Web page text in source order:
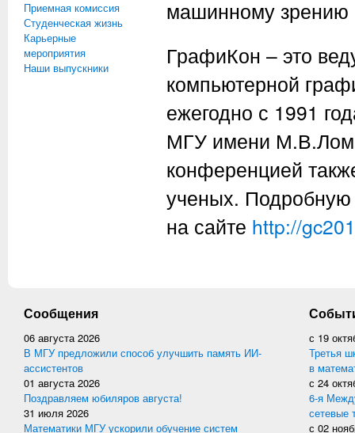
Приемная комиссия
Студенческая жизнь
Карьерные
мероприятия
Наши выпускники
машинному зрению
ГрафиКон – это
компьютерной
ежегодно с 1991
МГУ имени
конференцией
ученых.
на сайте http://
Сообщения
06 августа 2026
В МГУ предложили способ улучшить память ИИ-
ассистентов
01 августа 2026
Поздравляем юбиляров августа!
31 июля 2026
Математики МГУ ускорили обучение систем
с 19
Третья
в
с 24
6-я
сетевые
с 02